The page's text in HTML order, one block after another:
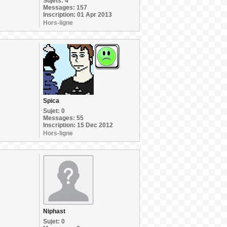
Messages: 157
Inscription: 01 Apr 2013
Hors-ligne
Spica
Sujet: 0
Messages: 55
Inscription: 15 Dec 2012
Hors-ligne
Niphast
Sujet: 0